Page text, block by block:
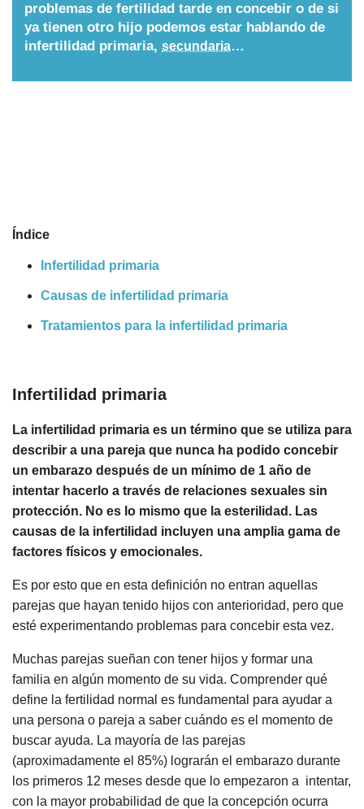
Cuentos
problemas de fertilidad tarde en concebir o de si
ya tienen otro hijo podemos estar hablando de
infertilidad primaria, secundaria…
Índice
Infertilidad primaria
Causas de infertilidad primaria
Tratamientos para la infertilidad primaria
Infertilidad primaria
La infertilidad primaria es un término que se utiliza para
describir a una pareja que nunca ha podido concebir
un embarazo después de un mínimo de 1 año de
intentar hacerlo a través de relaciones sexuales sin
protección. No es lo mismo que la esterilidad. Las
causas de la infertilidad incluyen una amplia gama de
factores físicos y emocionales.
Es por esto que en esta definición no entran aquellas
parejas que hayan tenido hijos con anterioridad, pero que
esté experimentando problemas para concebir esta vez.
Muchas parejas sueñan con tener hijos y formar una
familia en algún momento de su vida. Comprender qué
define la fertilidad normal es fundamental para ayudar a
una persona o pareja a saber cuándo es el momento de
buscar ayuda. La mayoría de las parejas
(aproximadamente el 85%) lograrán el embarazo durante
los primeros 12 meses desde que lo empezaron a intentar,
con la mayor probabilidad de que la concepción ocurra